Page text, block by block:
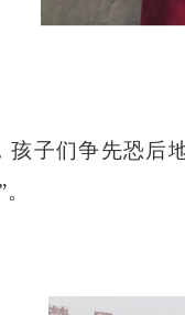
孩子们争先恐后